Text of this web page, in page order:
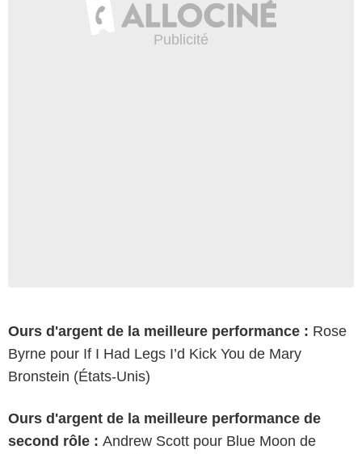
Ours d'argent de la meilleure performance : Rose
Byrne pour If I Had Legs I’d Kick You de Mary
Bronstein (États-Unis)
Ours d'argent de la meilleure performance de
second rôle : Andrew Scott pour Blue Moon de